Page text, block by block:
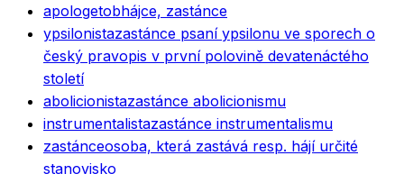
apologetobhájce, zastánce
ypsilonistazastánce psaní ypsilonu ve sporech o
český pravopis v první polovině devatenáctého
století
abolicionistazastánce abolicionismu
instrumentalistazastánce instrumentalismu
zastánceosoba, která zastává resp. hájí určité
stanovisko